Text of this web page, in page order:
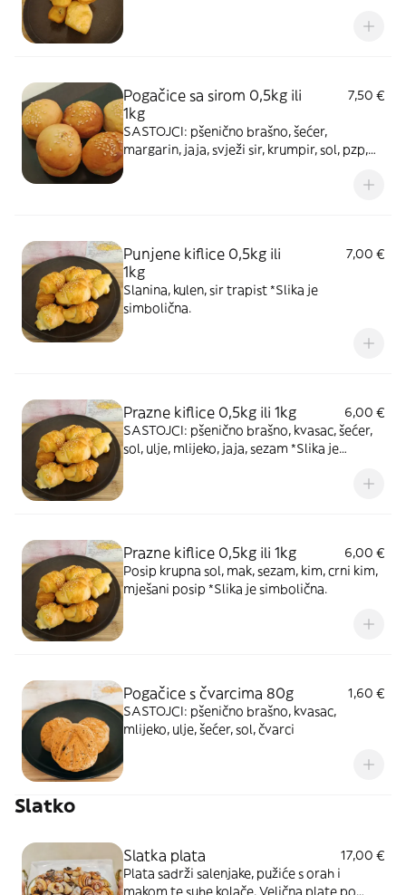
Pogačice sa sirom 0,5kg ili
1kg
7,50 €
SASTOJCI: pšenično brašno, šećer,
margarin, jaja, svježi sir, krumpir, sol, pzp,
Punjene kiflice 0,5kg ili
1kg
7,00 €
Slanina, kulen, sir trapist *Slika je
simbolična.
Prazne kiflice 0,5kg ili 1kg
6,00 €
SASTOJCI: pšenično brašno, kvasac, šećer,
sol, ulje, mlijeko, jaja, sezam *Slika je
Prazne kiflice 0,5kg ili 1kg
6,00 €
Posip krupna sol, mak, sezam, kim, crni kim,
mješani posip *Slika je simbolična.
Pogačice s čvarcima 80g
1,60 €
SASTOJCI: pšenično brašno, kvasac,
mlijeko, ulje, šećer, sol, čvarci
Slatko
Slatka plata
17,00 €
Plata sadrži salenjake, pužiće s orah i
makom te suhe kolače. Velična plate po